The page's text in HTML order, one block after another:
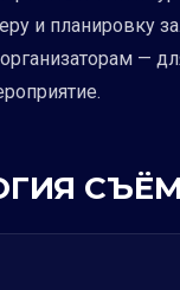
и планировку
—